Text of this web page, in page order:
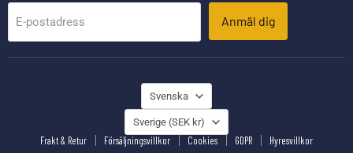
E-postadress Anmäl dig
SPRÅK
Svenska
LAND
Sverige (SEK kr)
Frakt & Retur Försäljningsvillkor Cookies GDPR Hyresvillkor